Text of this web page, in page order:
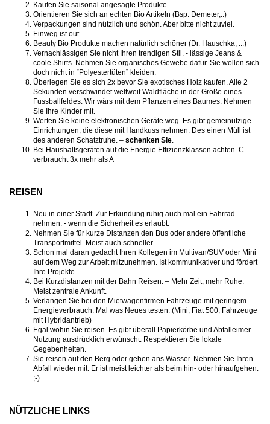
Kaufen Sie saisonal angesagte Produkte.
Orientieren Sie sich an echten Bio Artikeln (Bsp. Demeter,..)
Verpackungen sind nützlich und schön. Aber bitte nicht zuviel.
Einweg ist out.
Beauty Bio Produkte machen natürlich schöner (Dr. Hauschka, ...)
Vernachlässigen Sie nicht Ihren trendigen Stil. - lässige Jeans &
coole Shirts. Nehmen Sie organisches Gewebe dafür. Sie wollen sich
doch nicht in “Polyestertüten” kleiden.
Überlegen Sie es sich 2x bevor Sie exotisches Holz kaufen. Alle 2
Sekunden verschwindet weltweit Waldfläche in der Größe eines
Fussballfeldes. Wir wärs mit dem Pflanzen eines Baumes. Nehmen
Sie Ihre Kinder mit.
Werfen Sie keine elektronischen Geräte weg. Es gibt gemeinützige
Einrichtungen, die diese mit Handkuss nehmen. Des einen Müll ist
des anderen Schatztruhe. – schenken Sie.
Bei Haushaltsgeräten auf die Energie Effizienzklassen achten. C
verbraucht 3x mehr als A
REISEN
Neu in einer Stadt. Zur Erkundung ruhig auch mal ein Fahrrad
nehmen. - wenn die Sicherheit es erlaubt.
Nehmen Sie für kurze Distanzen den Bus oder andere öffentliche
Transportmittel. Meist auch schneller.
Schon mal daran gedacht Ihren Kollegen im Multivan/SUV oder Mini
auf dem Weg zur Arbeit mitzunehmen. Ist kommunikativer und fördert
Ihre Projekte.
Bei Kurzdistanzen mit der Bahn Reisen. – Mehr Zeit, mehr Ruhe.
Meist zentrale Ankunft.
Verlangen Sie bei den Mietwagenfirmen Fahrzeuge mit geringem
Energieverbrauch. Mal was Neues testen. (Mini, Fiat 500, Fahrzeuge
mit Hybridantrieb)
Egal wohin Sie reisen. Es gibt überall Papierkörbe und Abfalleimer.
Nutzung ausdrücklich erwünscht. Respektieren Sie lokale
Gegebenheiten.
Sie reisen auf den Berg oder gehen ans Wasser. Nehmen Sie Ihren
Abfall wieder mit. Er ist meist leichter als beim hin- oder hinaufgehen.
;-)
NÜTZLICHE LINKS